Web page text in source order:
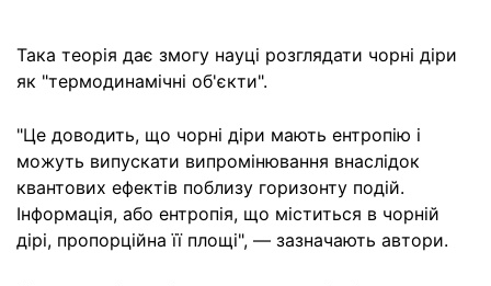
Така теорія дає змогу науці розглядати чорні діри
як "термодинамічні об'єкти".
"Це доводить, що чорні діри мають ентропію і
можуть випускати випромінювання внаслідок
квантових ефектів поблизу горизонту подій.
Інформація, або ентропія, що міститься в чорній
дірі, пропорційна її площі", — зазначають автори.